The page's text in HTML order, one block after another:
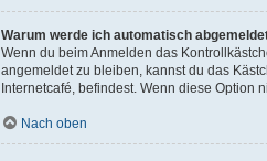
Warum werde ich automatisch
Wenn du beim Anmelden das
angemeldet zu bleiben, kannst du das
Internetcafé, befindest. Wenn diese Option
Nach oben